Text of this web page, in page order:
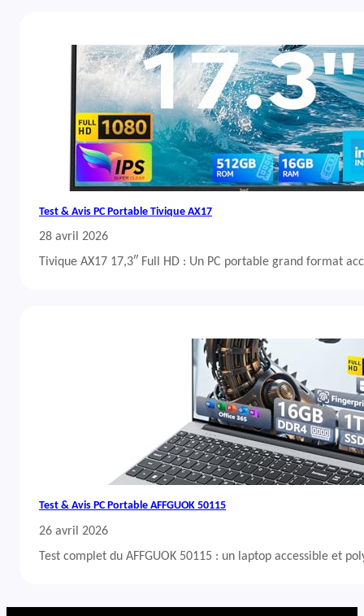
Test & Avis PC Portable Tivique AX17
28 avril 2026
Tivique AX17 17,3″ Full HD : Un PC portable grand format
Test & Avis PC Portable AFFGUOK 50115
26 avril 2026
Test complet du AFFGUOK 50115 : un laptop accessible